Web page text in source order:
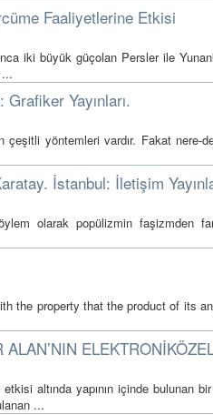
Faaliyetlerine Etkisi
iki büyük güçolan Persler ile
Yayınları.
yöntemleri vardır. Fakat
İstanbul: İletişim
olarak popülizmin faşizmden
the property that the product of its
altında yapının içinde bulunan
...